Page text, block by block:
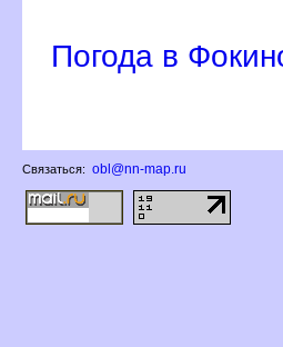
Погода в
Связаться: obl@nn-map.ru